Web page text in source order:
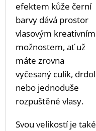
efektem kůže černí
barvy dává prostor
vlasovým kreativním
možnostem, ať už
máte zrovna
vyčesaný culík, drdol
nebo jednoduše
rozpuštěné vlasy.
Svou velikostí je také